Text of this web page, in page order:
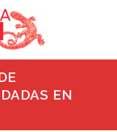
EN